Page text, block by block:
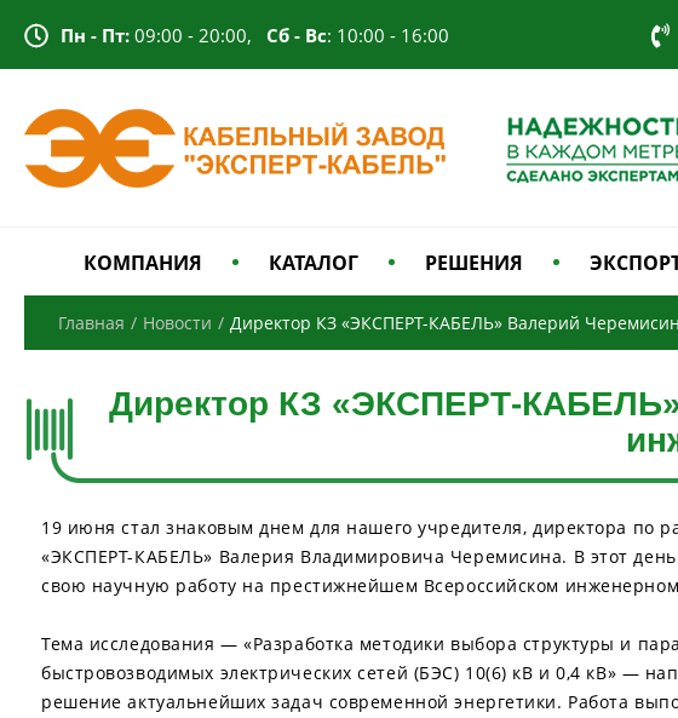
Пн - Пт: 09:00 - 20:00, Сб - Вс: 10:00 - 16:00
КОМПАНИЯ КАТАЛОГ РЕШЕНИЯ
Главная / Новости / Директор КЗ «ЭКСПЕРТ-КАБЕЛЬ» Валерий
Директор КЗ «ЭКСПЕРТ-
19 июня стал знаковым днем для нашего учредителя, директора по
«ЭКСПЕРТ-КАБЕЛЬ» Валерия Владимировича Черемисина. В этот
свою научную работу на престижнейшем Всероссийском
Тема исследования — «Разработка методики выбора структуры и
быстровозводимых электрических сетей (БЭС) 10(6) кВ и 0,4 кВ» —
решение актуальнейших задач современной энергетики. Работа